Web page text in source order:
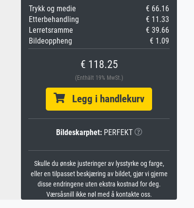
Trykk og medie
€ 66.16
Etterbehandling
€ 11.33
Lerretsramme
€ 39.66
Bildeoppheng
€ 1.09
€ 118.25
(Enthält 19% MwSt.)
Legg i handlekurv
Bildeskarphet:PERFEKT
Skulle du ønske justeringer av lysstyrke og farge,
eller en tilpasset beskjæring av bildet, gjør vi gjerne
disse endringene uten ekstra kostnad for deg.
Værsåsnill ikke nøl med å kontakte oss.